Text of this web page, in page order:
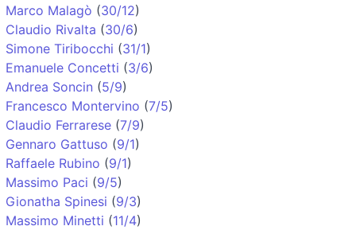
Marco Malagò (30/12)
Claudio Rivalta (30/6)
Simone Tiribocchi (31/1)
Emanuele Concetti (3/6)
Andrea Soncin (5/9)
Francesco Montervino (7/5)
Claudio Ferrarese (7/9)
Gennaro Gattuso (9/1)
Raffaele Rubino (9/1)
Massimo Paci (9/5)
Gionatha Spinesi (9/3)
Massimo Minetti (11/4)